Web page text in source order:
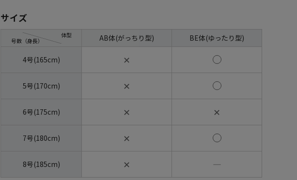
サイズ
号数（身長）
体型 AB体(がっちり型) BE体(ゆったり型)
4号(165cm) ✕
5号(170cm) ✕
6号(175cm) ✕ ✕
7号(180cm) ✕
8号(185cm) ✕ ―